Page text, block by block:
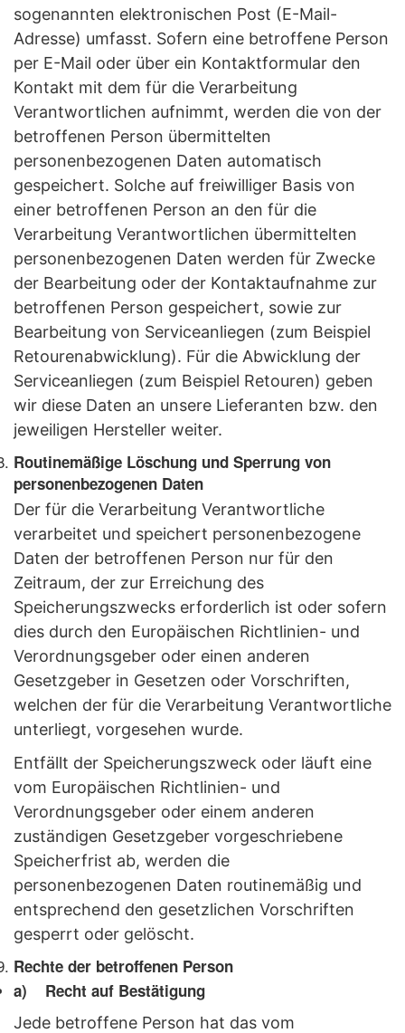
sogenannten elektronischen Post (E-Mail-
Adresse) umfasst. Sofern eine betroffene Person
per E-Mail oder über ein Kontaktformular den
Kontakt mit dem für die Verarbeitung
Verantwortlichen aufnimmt, werden die von der
betroffenen Person übermittelten
personenbezogenen Daten automatisch
gespeichert. Solche auf freiwilliger Basis von
einer betroffenen Person an den für die
Verarbeitung Verantwortlichen übermittelten
personenbezogenen Daten werden für Zwecke
der Bearbeitung oder der Kontaktaufnahme zur
betroffenen Person gespeichert, sowie zur
Bearbeitung von Serviceanliegen (zum Beispiel
Retourenabwicklung). Für die Abwicklung der
Serviceanliegen (zum Beispiel Retouren) geben
wir diese Daten an unsere Lieferanten bzw. den
jeweiligen Hersteller weiter.
Routinemäßige Löschung und Sperrung von
personenbezogenen Daten
Der für die Verarbeitung Verantwortliche
verarbeitet und speichert personenbezogene
Daten der betroffenen Person nur für den
Zeitraum, der zur Erreichung des
Speicherungszwecks erforderlich ist oder sofern
dies durch den Europäischen Richtlinien- und
Verordnungsgeber oder einen anderen
Gesetzgeber in Gesetzen oder Vorschriften,
welchen der für die Verarbeitung Verantwortliche
unterliegt, vorgesehen wurde.
Entfällt der Speicherungszweck oder läuft eine
vom Europäischen Richtlinien- und
Verordnungsgeber oder einem anderen
zuständigen Gesetzgeber vorgeschriebene
Speicherfrist ab, werden die
personenbezogenen Daten routinemäßig und
entsprechend den gesetzlichen Vorschriften
gesperrt oder gelöscht.
Rechte der betroffenen Person
a) Recht auf Bestätigung
Jede betroffene Person hat das vom